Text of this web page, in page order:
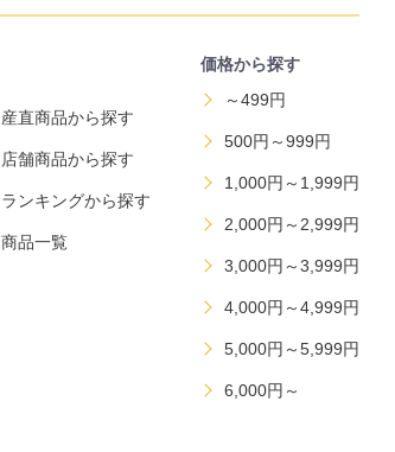
産直商品から探す
店舗商品から探す
ランキングから探す
商品一覧
価格から探す
～499円
500円～999円
1,000円～1,999円
2,000円～2,999円
3,000円～3,999円
4,000円～4,999円
5,000円～5,999円
6,000円～